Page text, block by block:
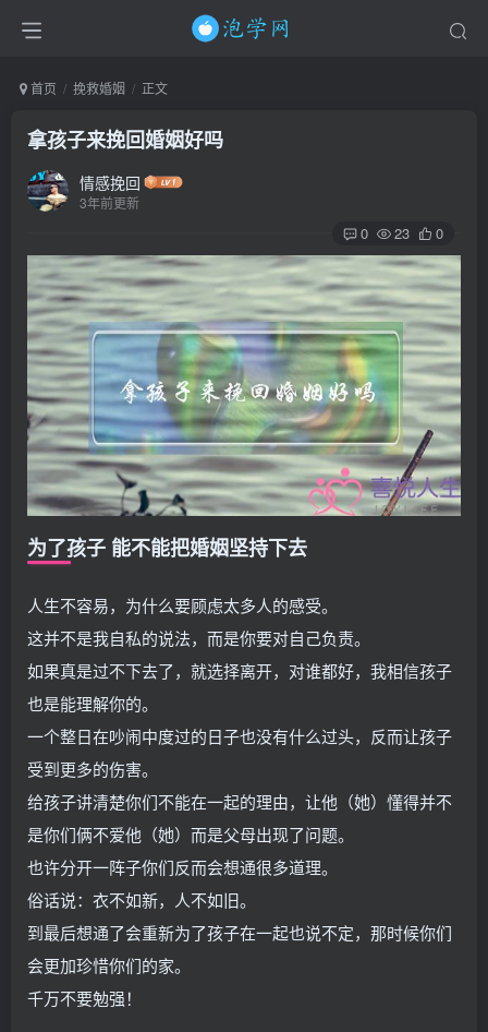
首页 挽救婚姻 正文
拿孩子来挽回婚姻好吗
情感挽回
3年前更新
0 23 0
为了孩子 能不能把婚姻坚持下去
人生不容易，为什么要顾虑太多人的感受。
这并不是我自私的说法，而是你要对自己负责。
如果真是过不下去了，就选择离开，对谁都好，我相信孩子
也是能理解你的。
一个整日在吵闹中度过的日子也没有什么过头，反而让孩子
受到更多的伤害。
给孩子讲清楚你们不能在一起的理由，让他（她）懂得并不
是你们俩不爱他（她）而是父母出现了问题。
也许分开一阵子你们反而会想通很多道理。
俗话说：衣不如新，人不如旧。
到最后想通了会重新为了孩子在一起也说不定，那时候你们
会更加珍惜你们的家。
千万不要勉强！